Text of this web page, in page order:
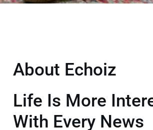
About Echoiz
Life Is More
With Every News